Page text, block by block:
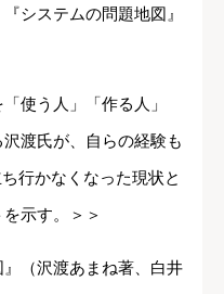
システムの問題地図』
使う人」「作る人」
沢渡氏が、自らの経験も
行かなくなった現状と
示す。＞＞
（沢渡あまね著、白井